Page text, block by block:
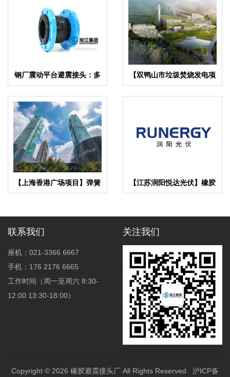
钢厂震动平台避震接头：多
层缓冲设计，应对高频冲击
震动
【双鸭山市垃圾焚烧发电项
目】减振器合同
【上海香港广场项目】弹簧
减震器合同
【江苏润阳悦达光伏】橡胶
接头合同
联系我们
座机：021-3366 6667
手机：176 2176 6665
工作时间（周一至周六 8:30-
12:00 13:30-18:00）
关注我们
Copyright © 2026 橡胶避震接头厂 All Rights Reserved 沪ICP备